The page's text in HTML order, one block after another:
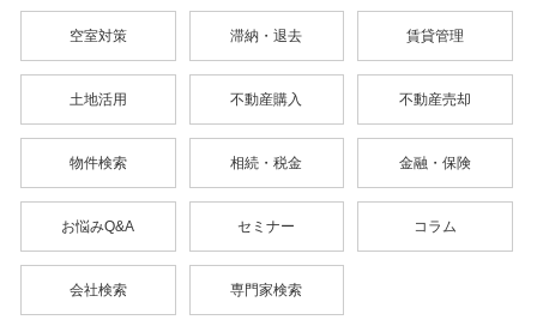
空室対策 滞納・退去 賃貸管理
土地活用 不動産購入 不動産売却
物件検索 相続・税金 金融・保険
お悩みQ&A セミナー コラム
会社検索 専門家検索